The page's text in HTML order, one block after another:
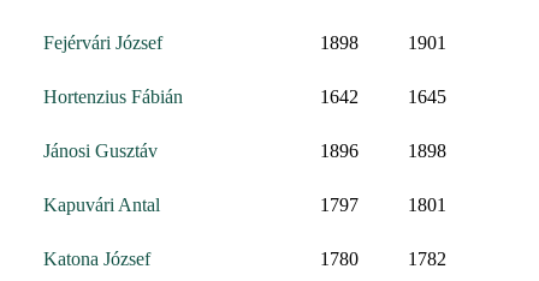
Fejérvári József 1898 1901
Hortenzius Fábián 1642 1645
Jánosi Gusztáv 1896 1898
Kapuvári Antal 1797 1801
Katona József 1780 1782